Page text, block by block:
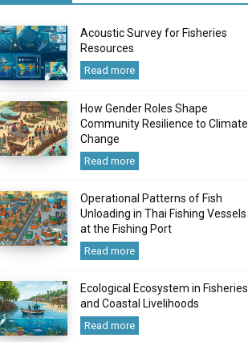
Acoustic Survey for Fisheries
Resources
Read more
How Gender Roles Shape
Community Resilience to Climate
Change
Read more
Operational Patterns of Fish
Unloading in Thai Fishing Vessels
at the Fishing Port
Read more
Ecological Ecosystem in Fisheries
and Coastal Livelihoods
Read more